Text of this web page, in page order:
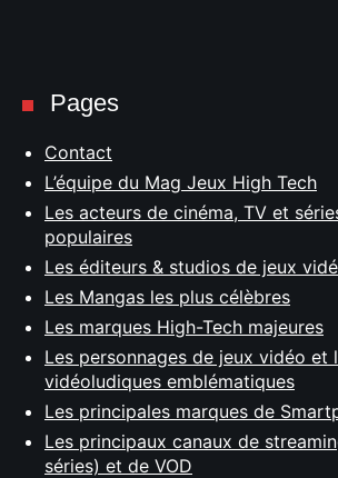
Pages
Contact
L’équipe du Mag Jeux High Tech
Les acteurs de cinéma, TV et
populaires
Les éditeurs & studios de jeux
Les Mangas les plus célèbres
Les marques High-Tech majeures
Les personnages de jeux vidéo et
vidéoludiques emblématiques
Les principales marques de
Les principaux canaux de
séries) et de VOD